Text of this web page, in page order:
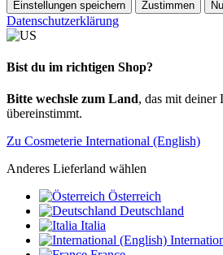
Einstellungen speichern Zustimmen
Datenschutzerklärung
Bist du im richtigen Shop?
Bitte wechsle zum Land, das mit deiner
übereinstimmt.
Zu Cosmeterie International (English)
Anderes Lieferland wählen
Österreich
Deutschland
Italia